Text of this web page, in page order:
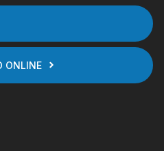
ONLINE